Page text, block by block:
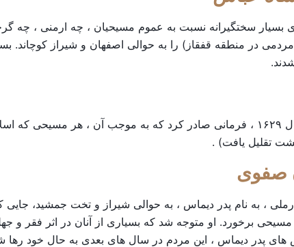
سختگیرانه نسبت به عموم مسیحیان ، چه ارمنی ، چه
(مردمی در منطقه قفقاز) را به حوالی اصفهان و شیراز
شاه عباس درست پیش از مرگش در سال ۱۶۲۹ ، فرمانی صادر کرد که به
تقلیل یافت) .
صفوی
غیور کارملی ، به نام پدر دیماس ، به حوالی شیراز و تخت
برخورد. او متوجه شد که بسیاری از آنان در اثر فقر و جهل
پدر دیماس ، این مردم در سال های بعدی به حال خود